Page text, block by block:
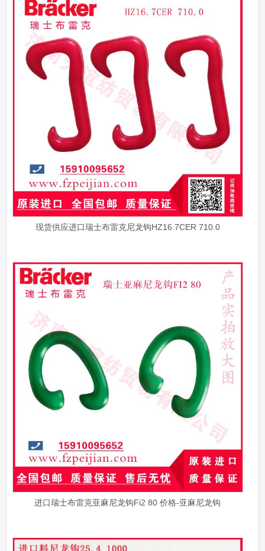
现货供应进口瑞士布雷克尼龙钩HZ16.7CER 710.0
进口瑞士布雷克亚麻尼龙钩Fi2 80 价格-亚麻尼龙钩